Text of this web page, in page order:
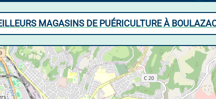
MAGASINS DE PUÉRICULTURE À